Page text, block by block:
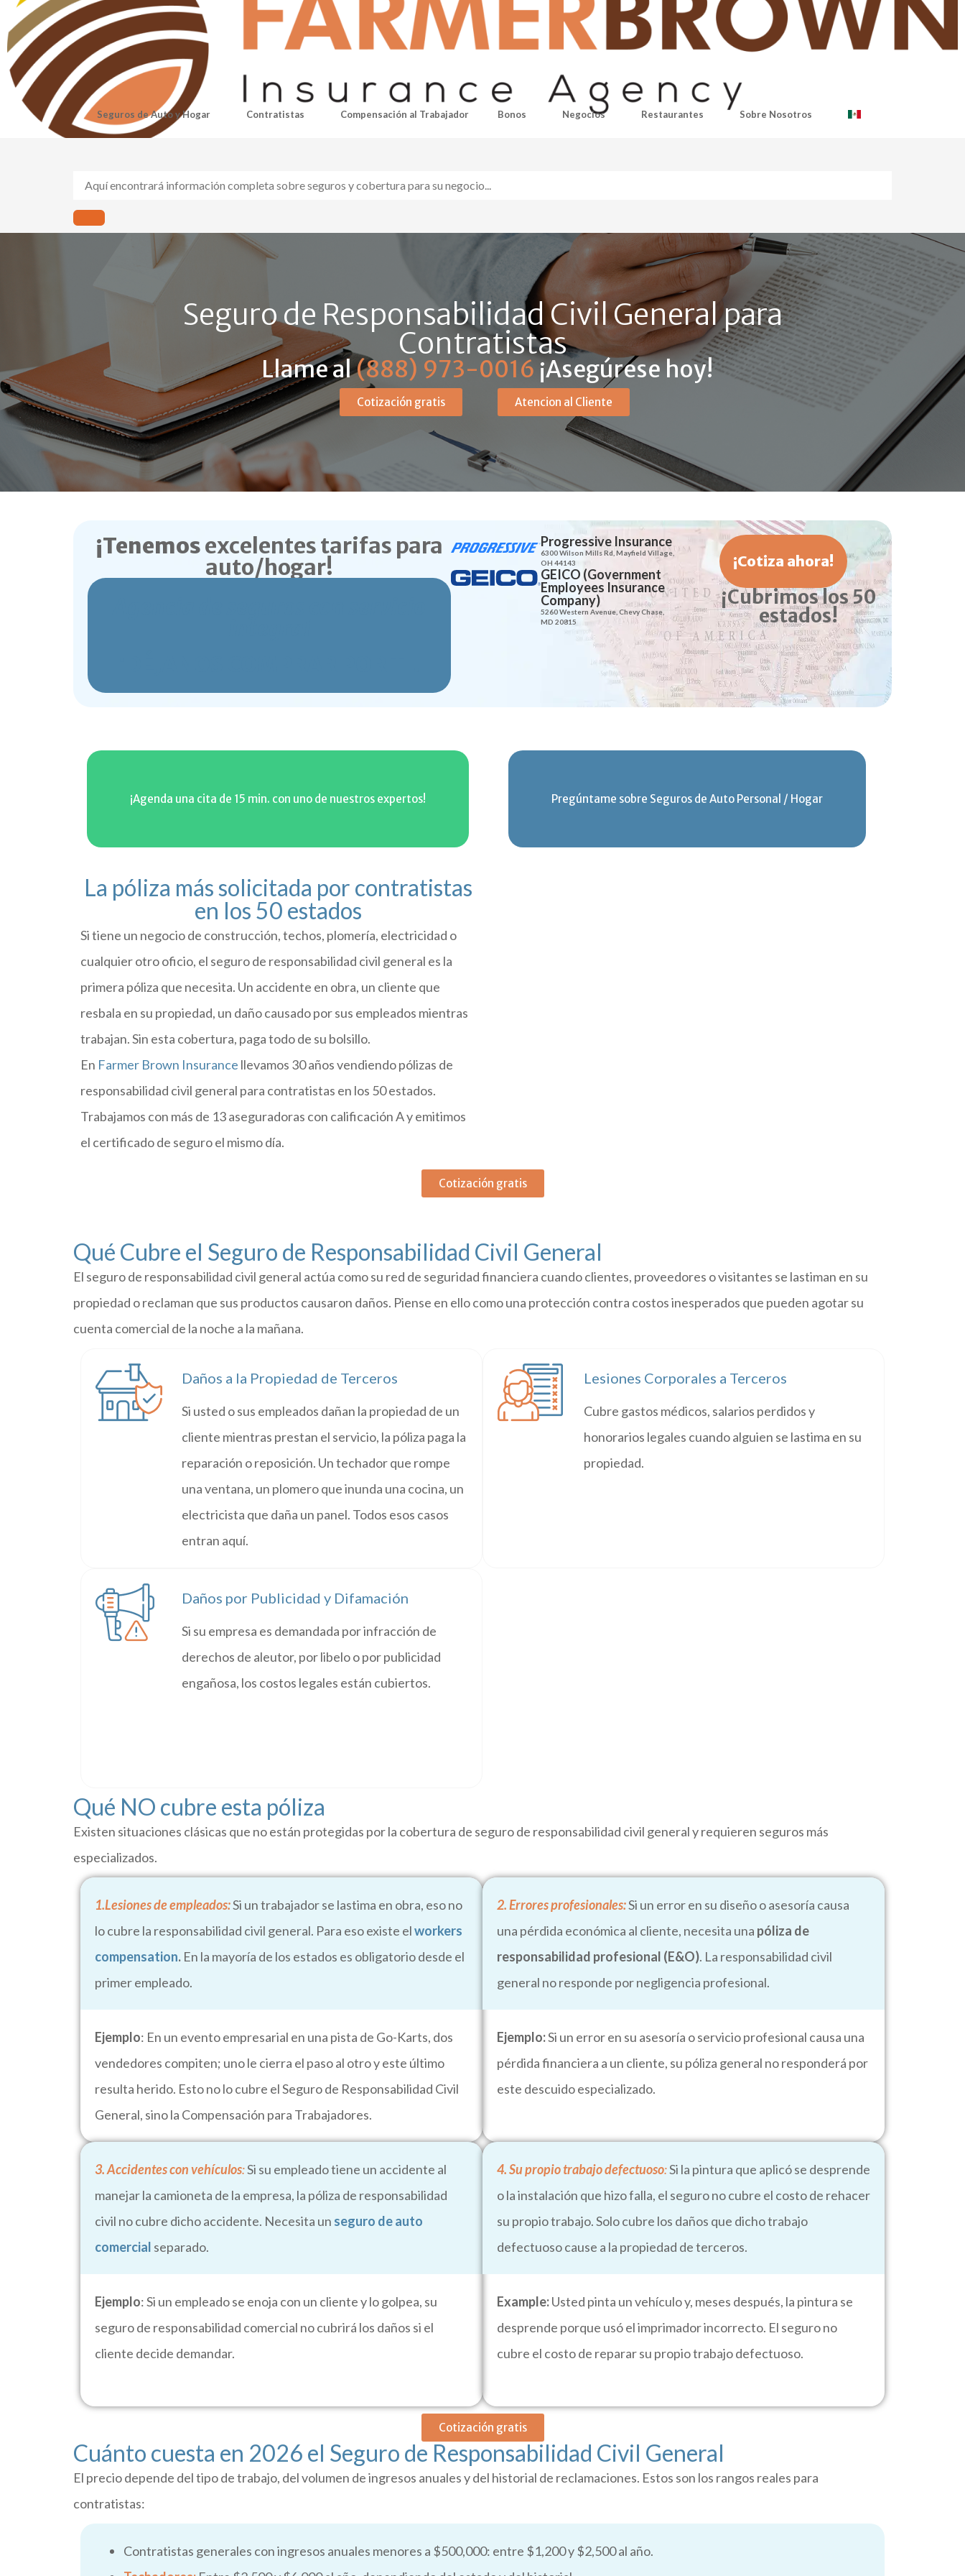
Seguros de Auto y Hogar Contratistas Compensación al Trabajador Bonos Negocios Restaurantes Sobre Nosotros
Seguro de Responsabilidad Civil General para
Contratistas
Llame al(888) 973-0016 ¡Asegúrese hoy!
Cotización gratis Atencion al Cliente
¡Tenemosexcelentes tarifas para
auto/hogar!
Progressive Insurance
6300 Wilson Mills Rd, Mayfield Village,
OH 44143
GEICO (Government
Employees Insurance
Company)
5260 Western Avenue, Chevy Chase,
MD 20815
¡Cotiza ahora!
¡Cubrimos los 50
estados!
¡Agenda una cita de 15 min. con uno de nuestros expertos! Pregúntame sobre Seguros de Auto Personal / Hogar
La póliza más solicitada por contratistas
en los 50 estados
Si tiene un negocio de construcción, techos, plomería, electricidad o
cualquier otro oficio, el seguro de responsabilidad civil general es la
primera póliza que necesita. Un accidente en obra, un cliente que
resbala en su propiedad, un daño causado por sus empleados mientras
trabajan. Sin esta cobertura, paga todo de su bolsillo.
En Farmer Brown Insurance llevamos 30 años vendiendo pólizas de
responsabilidad civil general para contratistas en los 50 estados.
Trabajamos con más de 13 aseguradoras con calificación A y emitimos
el certificado de seguro el mismo día.
Cotización gratis
Qué Cubre el Seguro de Responsabilidad Civil General
El seguro de responsabilidad civil general actúa como su red de seguridad financiera cuando clientes, proveedores o visitantes se lastiman en su
propiedad o reclaman que sus productos causaron daños. Piense en ello como una protección contra costos inesperados que pueden agotar su
cuenta comercial de la noche a la mañana.
Daños a la Propiedad de Terceros
Si usted o sus empleados dañan la propiedad de un
cliente mientras prestan el servicio, la póliza paga la
reparación o reposición. Un techador que rompe
una ventana, un plomero que inunda una cocina, un
electricista que daña un panel. Todos esos casos
entran aquí.
Lesiones Corporales a Terceros
Cubre gastos médicos, salarios perdidos y
honorarios legales cuando alguien se lastima en su
propiedad.
Daños por Publicidad y Difamación
Si su empresa es demandada por infracción de
derechos de aleutor, por libelo o por publicidad
engañosa, los costos legales están cubiertos.
Qué NO cubre esta póliza
Existen situaciones clásicas que no están protegidas por la cobertura de seguro de responsabilidad civil general y requieren seguros más
especializados.
1.Lesiones de empleados:Si un trabajador se lastima en obra, eso no
lo cubre la responsabilidad civil general. Para eso existe elworkers
compensation. En la mayoría de los estados es obligatorio desde el
primer empleado.
Ejemplo: En un evento empresarial en una pista de Go-Karts, dos
vendedores compiten; uno le cierra el paso al otro y este último
resulta herido. Esto no lo cubre el Seguro de Responsabilidad Civil
General, sino la Compensación para Trabajadores.
2. Errores profesionales:Si un error en su diseño o asesoría causa
una pérdida económica al cliente, necesita una póliza de
responsabilidad profesional (E&O). La responsabilidad civil
general no responde por negligencia profesional.
Ejemplo:Si un error en su asesoría o servicio profesional causa una
pérdida financiera a un cliente, su póliza general no responderá por
este descuido especializado.
3. Accidentes con vehículos:Si su empleado tiene un accidente al
manejar la camioneta de la empresa, la póliza de responsabilidad
civil no cubre dicho accidente. Necesita un seguro de auto
comercial separado.
Ejemplo: Si un empleado se enoja con un cliente y lo golpea, su
seguro de responsabilidad comercial no cubrirá los daños si el
cliente decide demandar.
4. Su propio trabajo defectuoso:Si la pintura que aplicó se desprende
o la instalación que hizo falla, el seguro no cubre el costo de rehacer
su propio trabajo. Solo cubre los daños que dicho trabajo
defectuoso cause a la propiedad de terceros.
Example:Usted pinta un vehículo y, meses después, la pintura se
desprende porque usó el imprimador incorrecto. El seguro no
cubre el costo de reparar su propio trabajo defectuoso.
Cotización gratis
Cuánto cuesta en 2026 el Seguro de Responsabilidad Civil General
El precio depende del tipo de trabajo, del volumen de ingresos anuales y del historial de reclamaciones. Estos son los rangos reales para
contratistas:
Contratistas generales con ingresos anuales menores a $500,000: entre $1,200 y $2,500 al año.